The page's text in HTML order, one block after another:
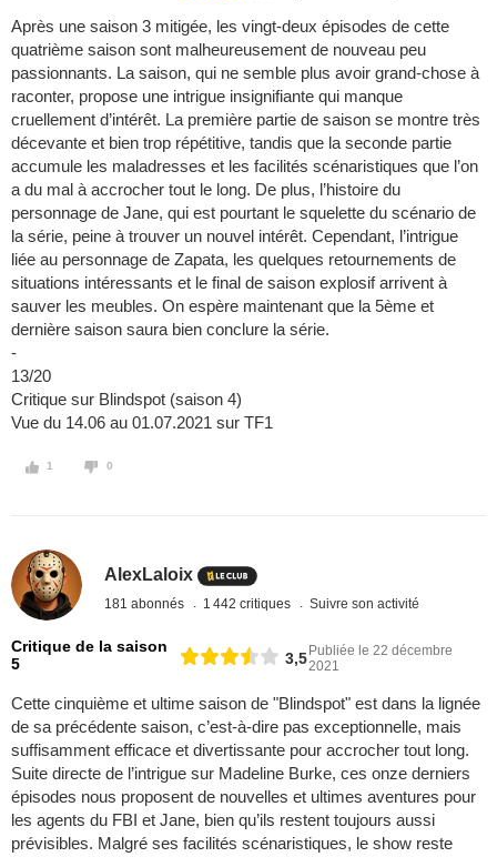
Après une saison 3 mitigée, les vingt-deux épisodes de cette
quatrième saison sont malheureusement de nouveau peu
passionnants. La saison, qui ne semble plus avoir grand-chose à
raconter, propose une intrigue insignifiante qui manque
cruellement d’intérêt. La première partie de saison se montre très
décevante et bien trop répétitive, tandis que la seconde partie
accumule les maladresses et les facilités scénaristiques que l’on
a du mal à accrocher tout le long. De plus, l’histoire du
personnage de Jane, qui est pourtant le squelette du scénario de
la série, peine à trouver un nouvel intérêt. Cependant, l’intrigue
liée au personnage de Zapata, les quelques retournements de
situations intéressants et le final de saison explosif arrivent à
sauver les meubles. On espère maintenant que la 5ème et
dernière saison saura bien conclure la série.
-
13/20
Critique sur Blindspot (saison 4)
Vue du 14.06 au 01.07.2021 sur TF1
1 0
AlexLaloix
181 abonnés 1 442 critiques Suivre son activité
Critique de la saison
5
3,5Publiée le 22 décembre
2021
Cette cinquième et ultime saison de "Blindspot" est dans la lignée
de sa précédente saison, c’est-à-dire pas exceptionnelle, mais
suffisamment efficace et divertissante pour accrocher tout long.
Suite directe de l’intrigue sur Madeline Burke, ces onze derniers
épisodes nous proposent de nouvelles et ultimes aventures pour
les agents du FBI et Jane, bien qu’ils restent toujours aussi
prévisibles. Malgré ses facilités scénaristiques, le show reste